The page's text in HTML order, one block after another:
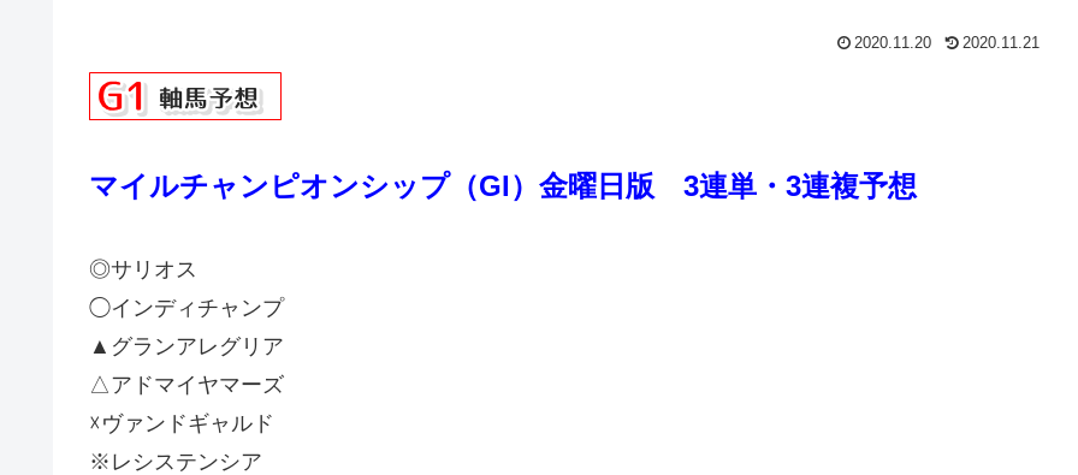
2020.11.20 2020.11.21
マイルチャンピオンシップ（GI）金曜日版 3連単・3連複予想
◎サリオス
◯インディチャンプ
▲グランアレグリア
△アドマイヤマーズ
☓ヴァンドギャルド
※レシステンシア